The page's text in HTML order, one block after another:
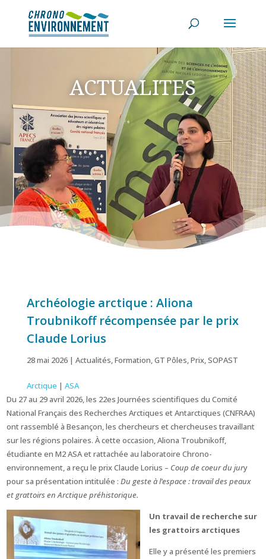
ACTUALITES
Archéologie arctique : Aliona
Troubnikoff récompensée par le prix
Claude Lorius
28 mai 2026| Actualités,Formation,GT Pôles,Prix,SOPAST
Arctique | ASA
Du 27 au 29 avril 2026, les 22es Journées scientifiques du Comité
National Français des Recherches Arctiques et Antarctiques (CNFRAA)
ont rassemblé à Besançon, les chercheurs et chercheuses travaillant
sur les régions polaires. À cette occasion, Aliona Troubnikoff,
étudiante en M2 ASA et rattachée au laboratoire Chrono-
environnement, a reçu le prix Claude Lorius – Coup de coeur du jury
pour sa présentation intitulée :Du geste à l’espace : travail des peaux
et grattoirs en Arctique préhistorique.
Un travail de recherche sur
les grattoirs arctiques
Elle y a présenté les premiers